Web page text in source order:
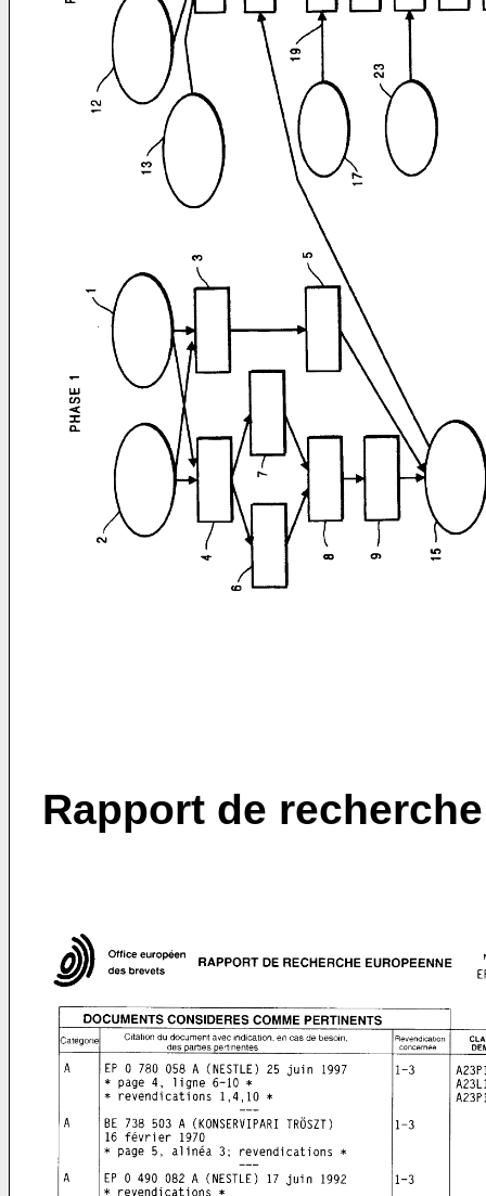
Rapport de recherche